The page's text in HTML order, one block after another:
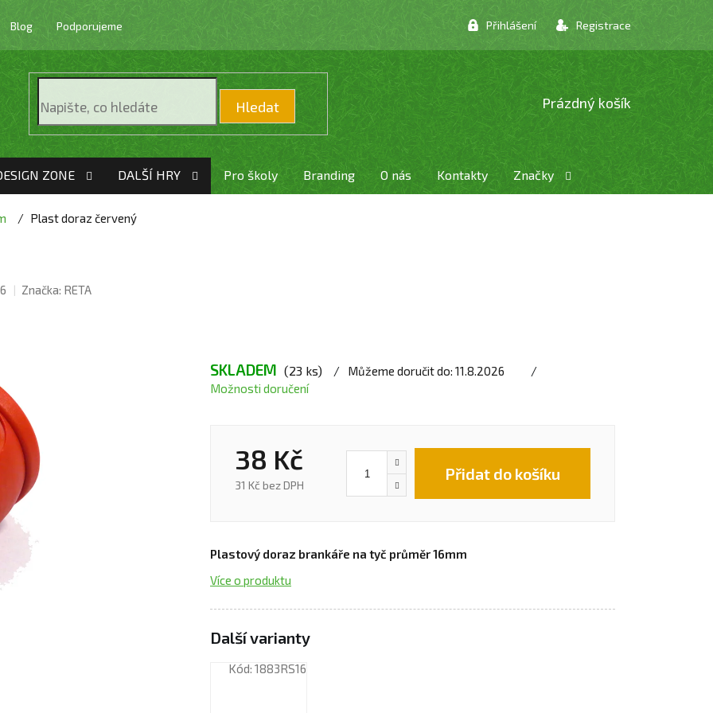
Blog Podporujeme Přihlášení Registrace
Hledat
NÁKUPNÍ
KOŠÍK
Prázdný košík
ZONE DALŠÍ HRY Pro školy Branding O nás Kontakty Značky
Plast doraz červený
Značka: RETA
SKLADEM (23 ks) Můžeme doručit do: 11.8.2026
Možnosti doručení
38 Kč
31 Kč bez DPH
Přidat do košíku
Plastový doraz brankáře na tyč průměr 16mm
Více o produktu
Kód: 1883RS16